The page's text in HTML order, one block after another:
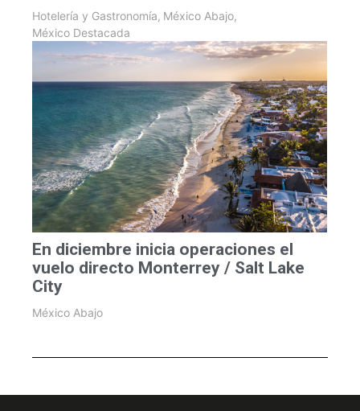
Hotelería y Gastronomía, México Abajo,
México Destacada
En diciembre inicia operaciones el
vuelo directo Monterrey / Salt Lake
City
México Abajo